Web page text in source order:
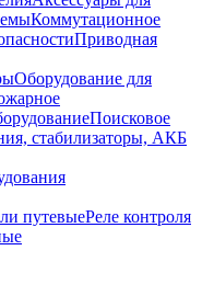
Коммутационное
Приводная
Оборудование для
Поисковое
стабилизаторы, АКБ
путевыеРеле контроля